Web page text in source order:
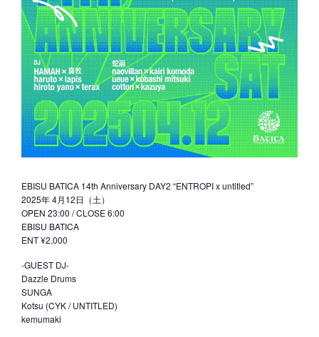
EBISU BATICA 14th Anniversary DAY2 “ENTROPI x untitled”
2025年 4月12日（土）
OPEN 23:00 / CLOSE 6:00
EBISU BATICA
ENT ¥2,000
-GUEST DJ-
Dazzle Drums
SUNGA
Kotsu (CYK / UNTITLED)
kemumaki